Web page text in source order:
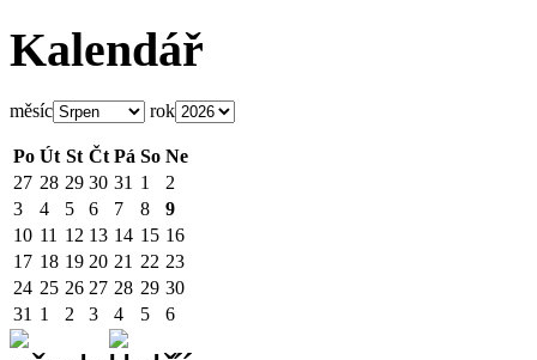
Kalendář
měsíc rok
Po Út St Čt Pá So Ne
27 28 29 30 31 1
2
3
4 5 6 7 8
9
10 11 12 13 14 15 16
17 18 19 20 21 22 23
24 25 26 27 28 29 30
31 1 2 3 4 5 6